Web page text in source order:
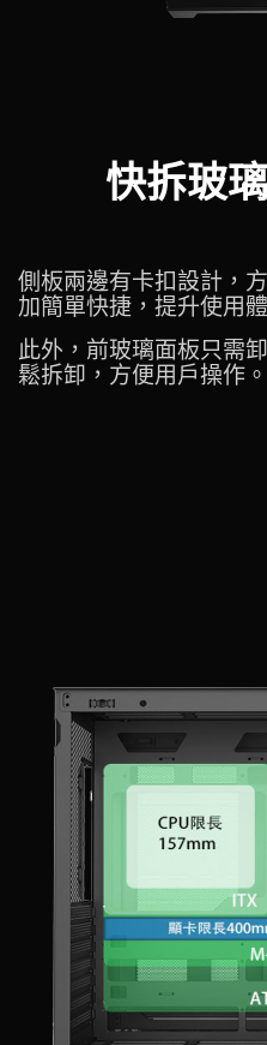
快拆玻
側板兩邊有卡扣設計，
加簡單快捷，提升使用
此外，前玻璃面板只需
鬆拆卸，方便用戶操作。